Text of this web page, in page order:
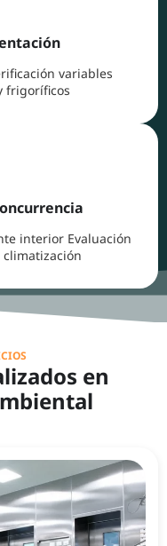
variables
frigoríficos
interior Evaluación
en